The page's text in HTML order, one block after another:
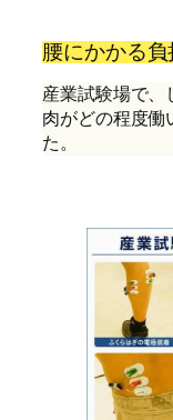
腰にかかる
産業試験場で、
肉がどの程度働
た。